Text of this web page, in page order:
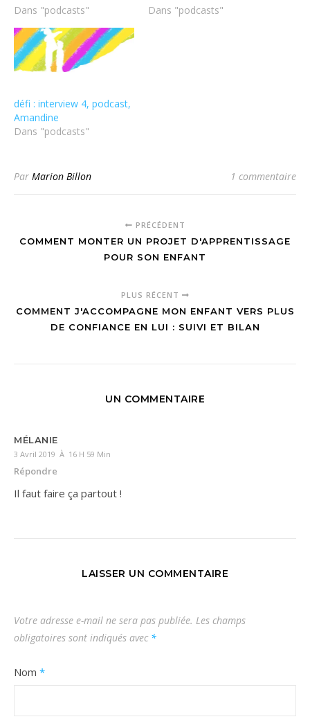
Dans "podcasts"
Dans "podcasts"
défi : interview 4, podcast,
Amandine
Dans "podcasts"
Par Marion Billon 1 commentaire
PRÉCÉDENT
COMMENT MONTER UN PROJET D'APPRENTISSAGE
POUR SON ENFANT
PLUS RÉCENT
COMMENT J'ACCOMPAGNE MON ENFANT VERS PLUS
DE CONFIANCE EN LUI : SUIVI ET BILAN
UN COMMENTAIRE
MÉLANIE
3 Avril 2019 À 16 H 59 Min
Répondre
Il faut faire ça partout !
LAISSER UN COMMENTAIRE
Votre adresse e-mail ne sera pas publiée. Les champs
obligatoires sont indiqués avec *
Nom *